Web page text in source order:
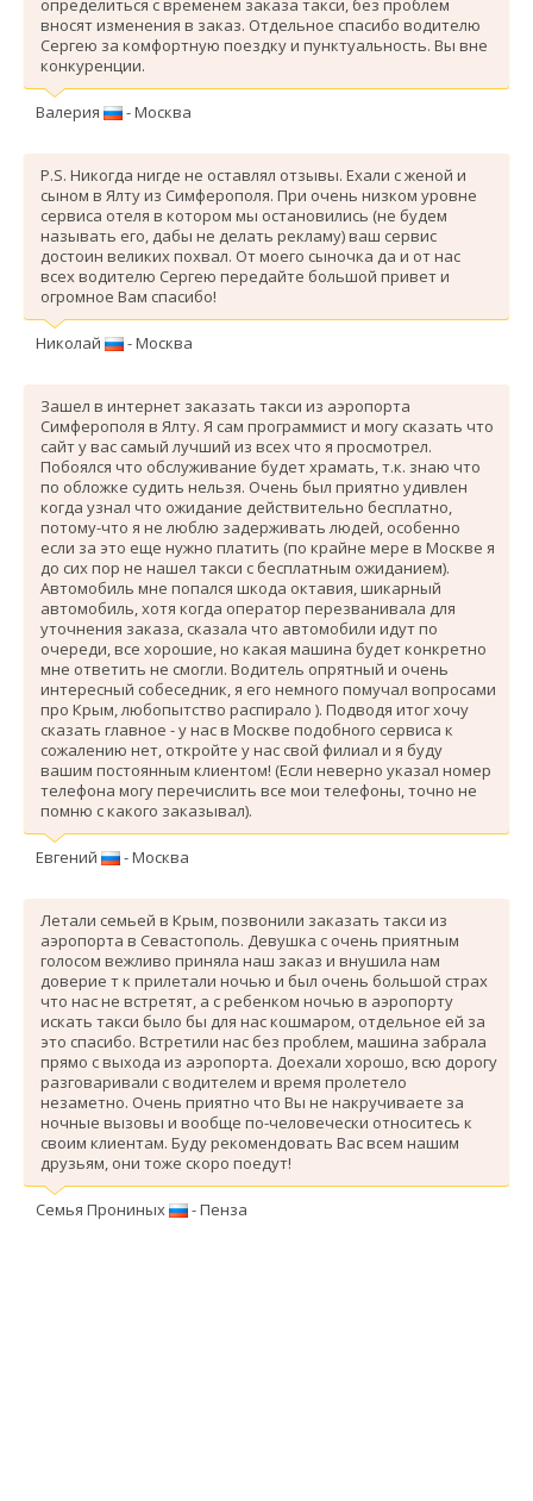
вносят изменения в заказ. Отдельное спасибо водителю
Сергею за комфортную поездку и пунктуальность. Вы вне
конкуренции.
Валерия - Москва
P.S. Никогда нигде не оставлял отзывы. Ехали с женой и
сыном в Ялту из Симферополя. При очень низком уровне
сервиса отеля в котором мы остановились (не будем
называть его, дабы не делать рекламу) ваш сервис
достоин великих похвал. От моего сыночка да и от нас
всех водителю Сергею передайте большой привет и
огромное Вам спасибо!
Николай - Москва
Зашел в интернет заказать такси из аэропорта
Симферополя в Ялту. Я сам программист и могу сказать что
сайт у вас самый лучший из всех что я просмотрел.
Побоялся что обслуживание будет храмать, т.к. знаю что
по обложке судить нельзя. Очень был приятно удивлен
когда узнал что ожидание действительно бесплатно,
потому-что я не люблю задерживать людей, особенно
если за это еще нужно платить (по крайне мере в Москве я
до сих пор не нашел такси с бесплатным ожиданием).
Автомобиль мне попался шкода октавия, шикарный
автомобиль, хотя когда оператор перезванивала для
уточнения заказа, сказала что автомобили идут по
очереди, все хорошие, но какая машина будет конкретно
мне ответить не смогли. Водитель опрятный и очень
интересный собеседник, я его немного помучал вопросами
про Крым, любопытство распирало ). Подводя итог хочу
сказать главное - у нас в Москве подобного сервиса к
сожалению нет, откройте у нас свой филиал и я буду
вашим постоянным клиентом! (Если неверно указал номер
телефона могу перечислить все мои телефоны, точно не
помню с какого заказывал).
Евгений - Москва
Летали семьей в Крым, позвонили заказать такси из
аэропорта в Севастополь. Девушка с очень приятным
голосом вежливо приняла наш заказ и внушила нам
доверие т к прилетали ночью и был очень большой страх
что нас не встретят, а с ребенком ночью в аэропорту
искать такси было бы для нас кошмаром, отдельное ей за
это спасибо. Вcтретили нас без проблем, машина забрала
прямо с выхода из аэропорта. Доехали хорошо, всю дорогу
разговаривали с водителем и время пролетело
незаметно. Очень приятно что Вы не накручиваете за
ночные вызовы и вообще по-человечески относитесь к
своим клиентам. Буду рекомендовать Вас всем нашим
друзьям, они тоже скоро поедут!
Семья Прониных - Пенза